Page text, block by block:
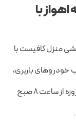
با
منزل کافیست با
خودروهای باربری،
حمل و نقل خود را به آسانی انجام دهید. همه روزه از ساعت ۸ صبح